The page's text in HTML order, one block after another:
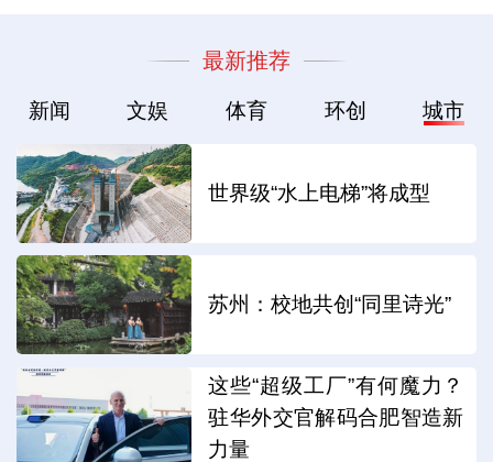
最新推荐
新闻 文娱 体育 环创 城市
世界级“水上电梯”将成型
苏州：校地共创“同里诗光”
这些“超级工厂”有何魔力？
驻华外交官解码合肥智造新
力量